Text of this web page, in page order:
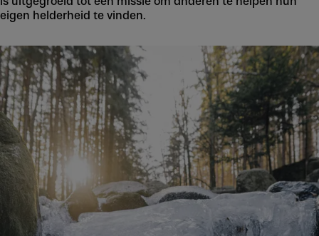
eigen helderheid te vinden.